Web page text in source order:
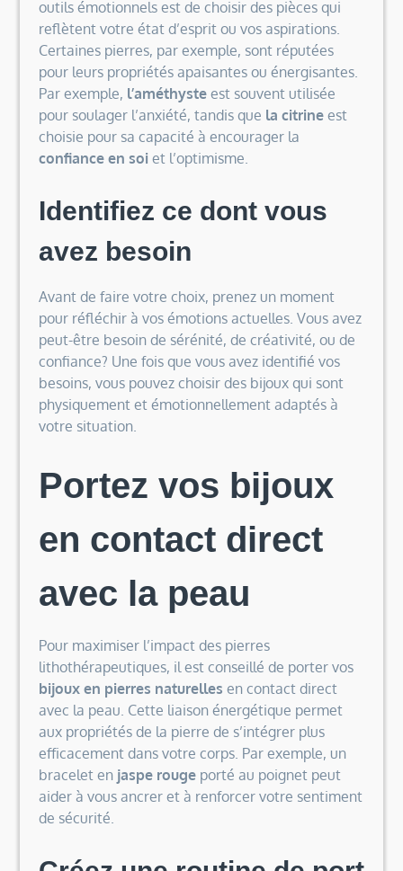
outils émotionnels est de choisir des pièces qui
reflètent votre état d’esprit ou vos aspirations.
Certaines pierres, par exemple, sont réputées
pour leurs propriétés apaisantes ou énergisantes.
Par exemple, l’améthysteest souvent utilisée
pour soulager l’anxiété, tandis que la citrineest
choisie pour sa capacité à encourager la
confiance en soi et l’optimisme.
Identifiez ce dont vous
avez besoin
Avant de faire votre choix, prenez un moment
pour réfléchir à vos émotions actuelles. Vous avez
peut-être besoin de sérénité, de créativité, ou de
confiance? Une fois que vous avez identifié vos
besoins, vous pouvez choisir des bijoux qui sont
physiquement et émotionnellement adaptés à
votre situation.
Portez vos bijoux
en contact direct
avec la peau
Pour maximiser l’impact des pierres
lithothérapeutiques, il est conseillé de porter vos
bijoux en pierres naturelles en contact direct
avec la peau. Cette liaison énergétique permet
aux propriétés de la pierre de s’intégrer plus
efficacement dans votre corps. Par exemple, un
bracelet en jaspe rougeporté au poignet peut
aider à vous ancrer et à renforcer votre sentiment
de sécurité.